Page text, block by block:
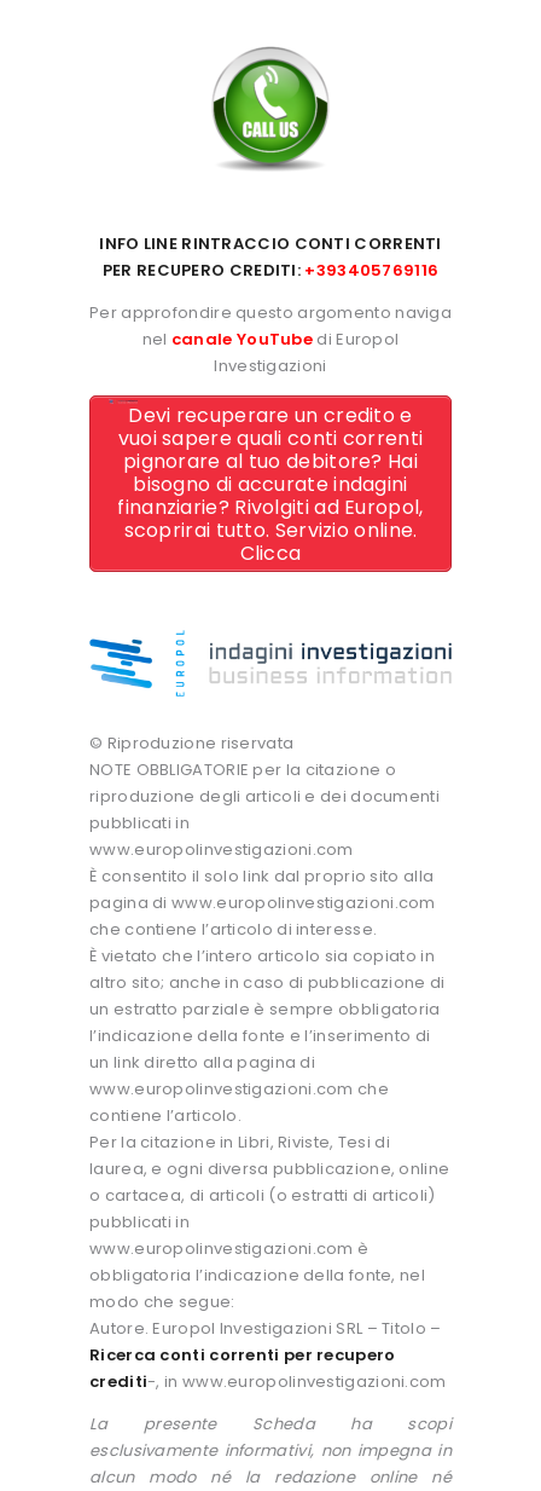
INFO LINE RINTRACCIO CONTI CORRENTI
PER RECUPERO CREDITI: +393405769116
Per approfondire questo argomento naviga
nel canale YouTube di Europol
Investigazioni
Devi recuperare un credito e
vuoi sapere quali conti correnti
pignorare al tuo debitore? Hai
bisogno di accurate indagini
finanziarie? Rivolgiti ad Europol,
scoprirai tutto. Servizio online.
Clicca
© Riproduzione riservata
NOTE OBBLIGATORIE per la citazione o
riproduzione degli articoli e dei documenti
pubblicati in
www.europolinvestigazioni.com
È consentito il solo link dal proprio sito alla
pagina di www.europolinvestigazioni.com
che contiene l’articolo di interesse.
È vietato che l’intero articolo sia copiato in
altro sito; anche in caso di pubblicazione di
un estratto parziale è sempre obbligatoria
l’indicazione della fonte e l’inserimento di
un link diretto alla pagina di
www.europolinvestigazioni.com che
contiene l’articolo.
Per la citazione in Libri, Riviste, Tesi di
laurea, e ogni diversa pubblicazione, online
o cartacea, di articoli (o estratti di articoli)
pubblicati in
www.europolinvestigazioni.com è
obbligatoria l’indicazione della fonte, nel
modo che segue:
Autore. Europol Investigazioni SRL – Titolo –
Ricerca conti correnti per recupero
crediti-, in www.europolinvestigazioni.com
La presente Scheda ha scopi
esclusivamente informativi, non impegna in
alcun modo né la redazione online né